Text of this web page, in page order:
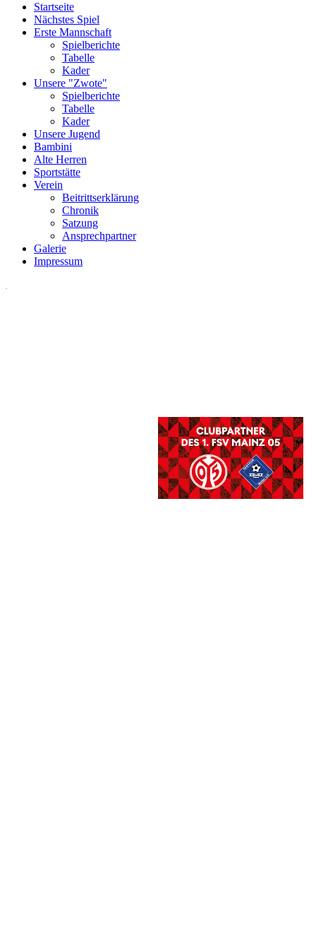
Startseite
Nächstes Spiel
Erste Mannschaft
Spielberichte
Tabelle
Kader
Unsere "Zwote"
Spielberichte
Tabelle
Kader
Unsere Jugend
Bambini
Alte Herren
Sportstätte
Verein
Beitrittserklärung
Chronik
Satzung
Ansprechpartner
Galerie
Impressum
.